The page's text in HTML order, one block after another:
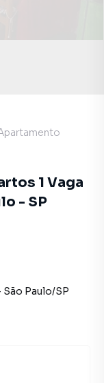
1 Vaga
- SP
São Paulo/SP